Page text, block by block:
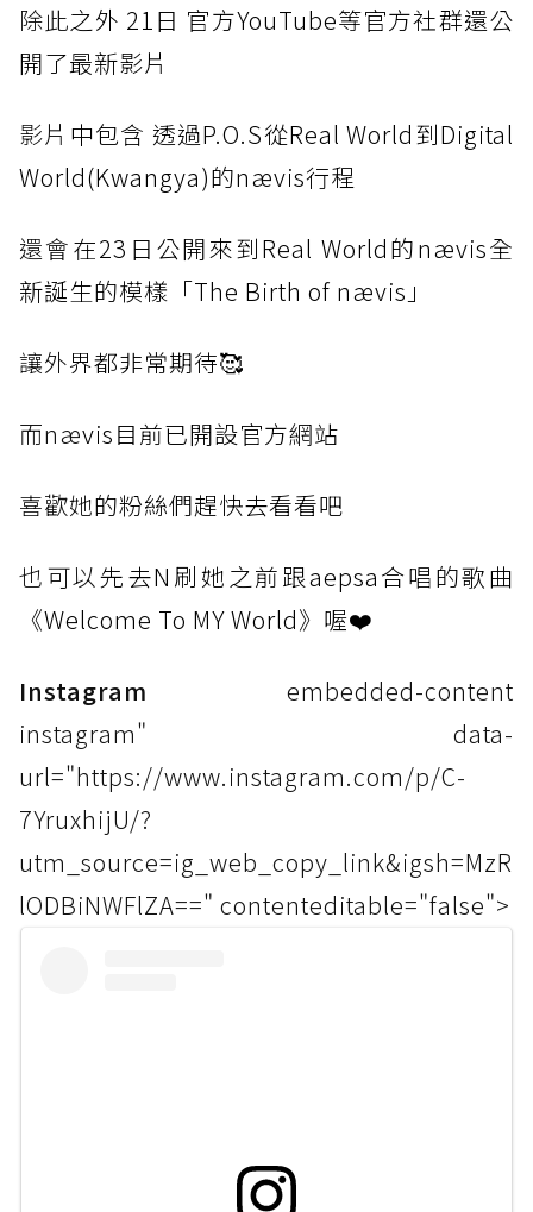
除此之外 21日 官方YouTube等官方社群還公
開了最新影片
影片 中包含 透過P.O.S從Real World到Digital
World(Kwangya)的nævis行程
還會在23日公開來到Real World的nævis全
新誕生的模樣「The Birth of nævis」
讓外界都非常期待🥰
而nævis目前已開設官方網站
喜歡她的粉絲們趕快去看看吧
也可以先去N刷她之前跟aepsa合唱的歌曲
《Welcome To MY World》喔❤️
Instagram embedded-content
instagram" data-
url="https://www.instagram.com/p/C-
7YruxhijU/?
utm_source=ig_web_copy_link&igsh=MzR
lODBiNWFlZA==" contenteditable="false">